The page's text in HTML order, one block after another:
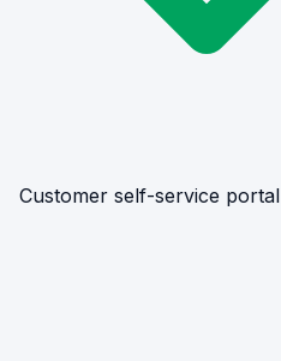
Customer self-service portal